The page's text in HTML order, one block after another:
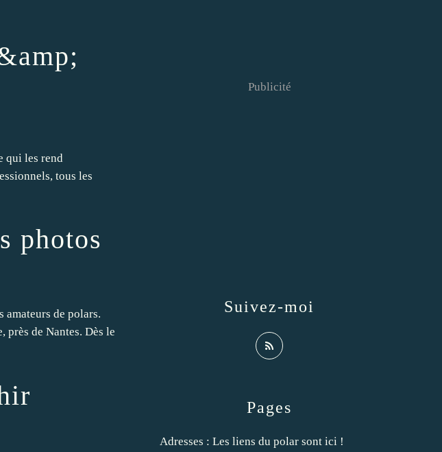
qui les rend
tous les
photos
de polars.
près de Nantes. Dès le
Pages
Adresses : Les liens du polar sont ici !
Suivez-moi
Publicité